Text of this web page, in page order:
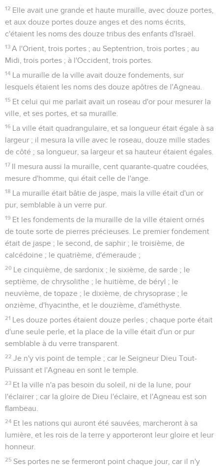
12 Elle avait une grande et haute muraille, avec douze portes,
et aux douze portes douze anges et des noms écrits,
c'étaient les noms des douze tribus des enfants d'Israël.
13 A l'Orient, trois portes ; au Septentrion, trois portes ; au
Midi, trois portes ; à l'Occident, trois portes.
14 La muraille de la ville avait douze fondements, sur
lesquels étaient les noms des douze apôtres de l'Agneau.
15 Et celui qui me parlait avait un roseau d'or pour mesurer la
ville, et ses portes, et sa muraille.
16 La ville était quadrangulaire, et sa longueur était égale à sa
largeur ; il mesura la ville avec le roseau, douze mille stades
de côté ; sa longueur, sa largeur et sa hauteur étaient égales.
17 Il mesura aussi la muraille, cent quarante-quatre coudées,
mesure d'homme, qui était celle de l'ange.
18 La muraille était bâtie de jaspe, mais la ville était d'un or
pur, semblable à un verre pur.
19 Et les fondements de la muraille de la ville étaient ornés
de toute sorte de pierres précieuses. Le premier fondement
était de jaspe ; le second, de saphir ; le troisième, de
calcédoine ; le quatrième, d'émeraude ;
20 Le cinquième, de sardonix ; le sixième, de sarde ; le
septième, de chrysolithe ; le huitième, de béryl ; le
neuvième, de topaze ; le dixième, de chrysoprase ; le
onzième, d'hyacinthe, et le douzième, d'améthyste.
21 Les douze portes étaient douze perles ; chaque porte était
d'une seule perle, et la place de la ville était d'un or pur
semblable à du verre transparent.
22 Je n'y vis point de temple ; car le Seigneur Dieu Tout-
Puissant et l'Agneau en sont le temple.
23 Et la ville n'a pas besoin du soleil, ni de la lune, pour
l'éclairer ; car la gloire de Dieu l'éclaire, et l'Agneau est son
flambeau.
24 Et les nations qui auront été sauvées, marcheront à sa
lumière, et les rois de la terre y apporteront leur gloire et leur
honneur.
25 Ses portes ne se fermeront point chaque jour, car il n'y